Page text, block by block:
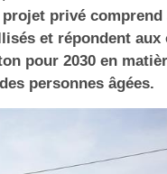
privé comprend
et répondent
pour 2030 en
personnes âgées.